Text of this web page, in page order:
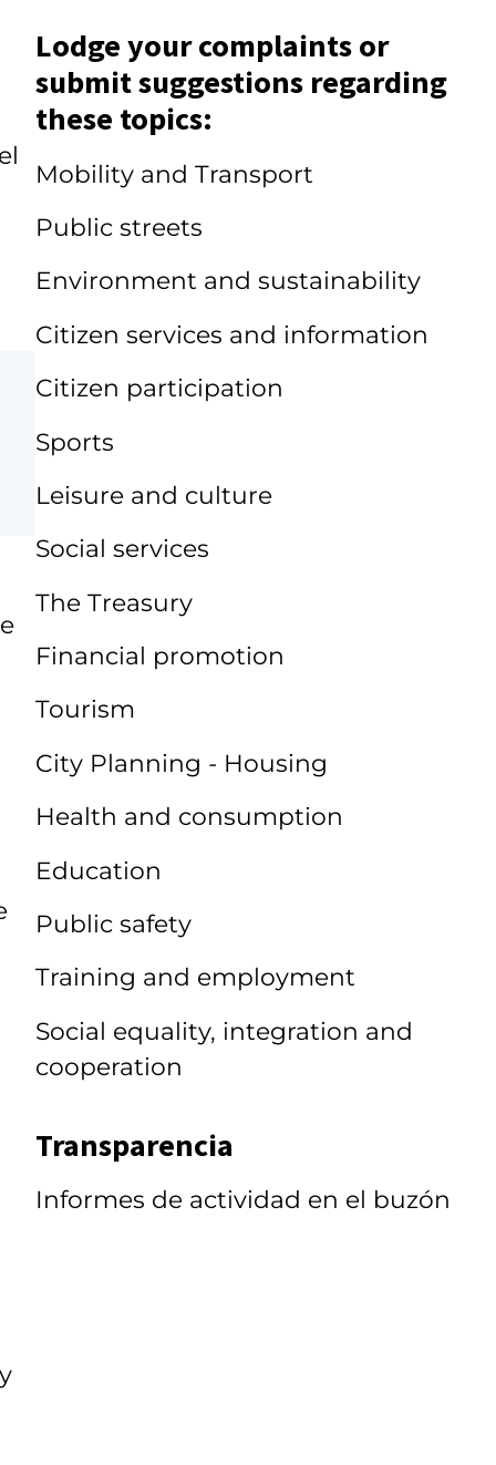
Lodge your complaints or
submit suggestions regarding
these topics:
Mobility and Transport
Public streets
Environment and sustainability
Citizen services and information
Citizen participation
Sports
Leisure and culture
Social services
The Treasury
Financial promotion
Tourism
City Planning - Housing
Health and consumption
Education
Public safety
Training and employment
Social equality, integration and
cooperation
Transparencia
Informes de actividad en el buzón